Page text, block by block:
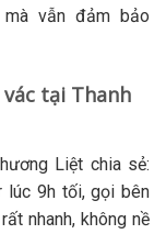
vẫn đảm bảo
tại Thanh
Liệt chia sẻ:
lúc 9h tối, gọi bên
nhanh, không nề